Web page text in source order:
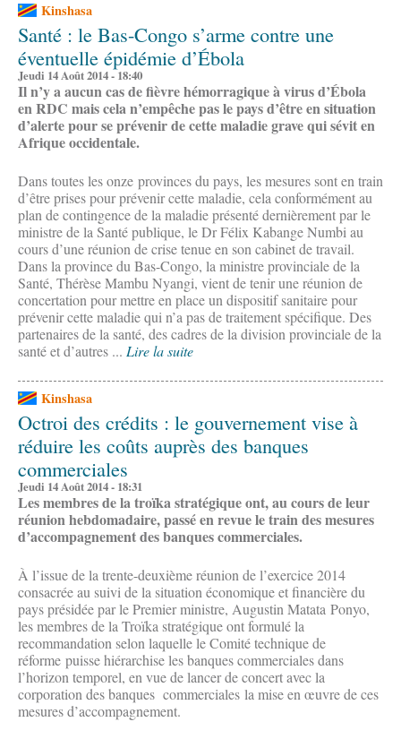
Kinshasa
Santé : le Bas-Congo s’arme contre une
éventuelle épidémie d’Ébola
Jeudi 14 Août 2014 - 18:40
Il n’y a aucun cas de fièvre hémorragique à virus d’Ébola
en RDC mais cela n’empêche pas le pays d’être en situation
d’alerte pour se prévenir de cette maladie grave qui sévit en
Afrique occidentale.
Dans toutes les onze provinces du pays, les mesures sont en train
d’être prises pour prévenir cette maladie, cela conformément au
plan de contingence de la maladie présenté dernièrement par le
ministre de la Santé publique, le Dr Félix Kabange Numbi au
cours d’une réunion de crise tenue en son cabinet de travail.
Dans la province du Bas-Congo, la ministre provinciale de la
Santé, Thérèse Mambu Nyangi, vient de tenir une réunion de
concertation pour mettre en place un dispositif sanitaire pour
prévenir cette maladie qui n’a pas de traitement spécifique. Des
partenaires de la santé, des cadres de la division provinciale de la
santé et d’autres ... Lire la suite
Kinshasa
Octroi des crédits : le gouvernement vise à
réduire les coûts auprès des banques
commerciales
Jeudi 14 Août 2014 - 18:31
Les membres de la troïka stratégique ont, au cours de leur
réunion hebdomadaire, passé en revue le train des mesures
d’accompagnement des banques commerciales.
À l’issue de la trente-deuxième réunion de l’exercice 2014
consacrée au suivi de la situation économique et financière du
pays présidée par le Premier ministre, Augustin Matata Ponyo,
les membres de la Troïka stratégique ont formulé la
recommandation selon laquelle le Comité technique de
réforme puisse hiérarchise les banques commerciales dans
l’horizon temporel, en vue de lancer de concert avec la
corporation des banques commerciales la mise en œuvre de ces
mesures d’accompagnement.